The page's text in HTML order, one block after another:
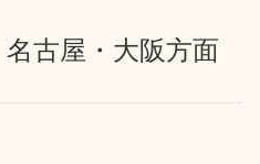
古屋・大阪方面